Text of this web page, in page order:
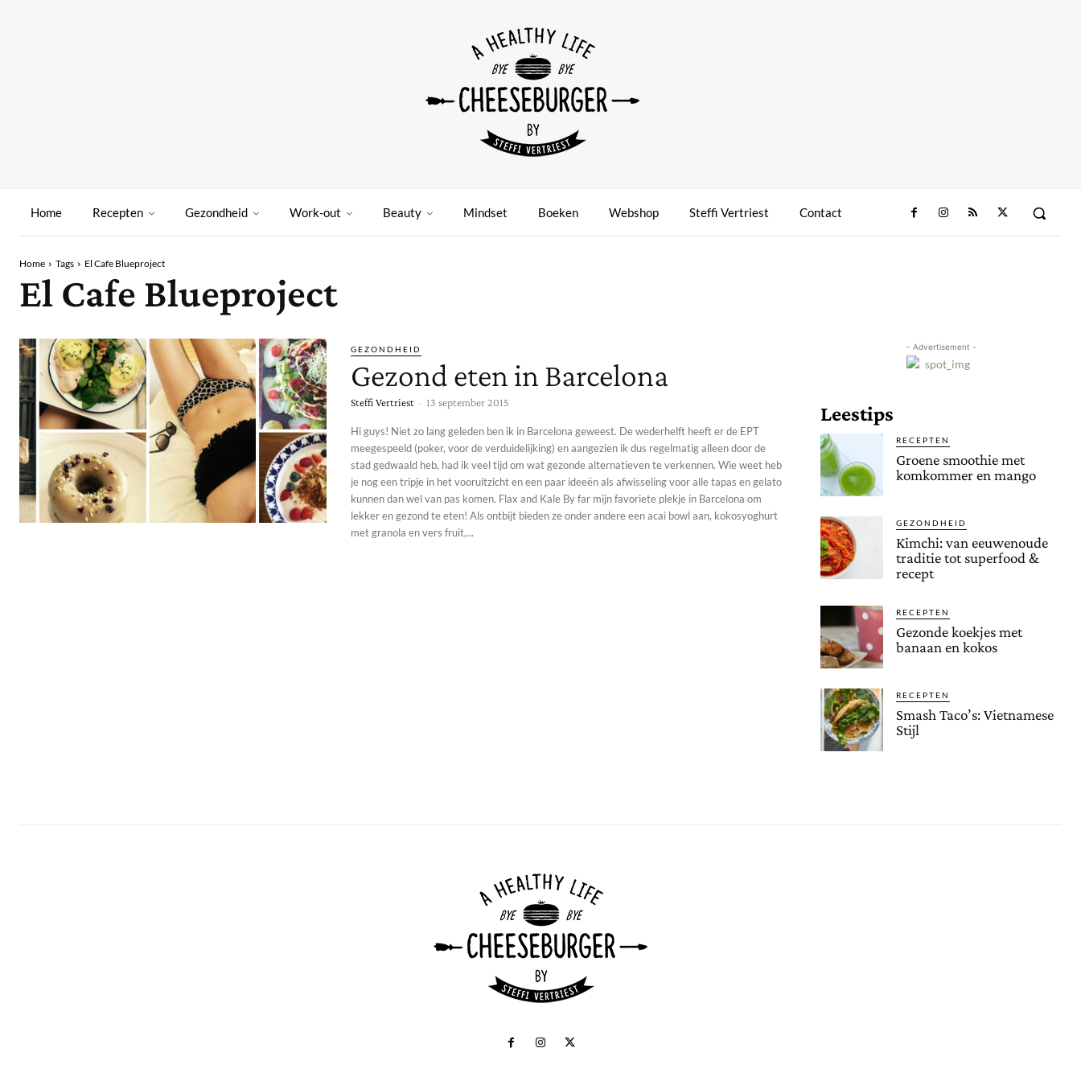
Home Recepten Gezondheid Work-out Beauty Mindset Boeken Webshop Steffi Vertriest Contact
Home Tags El Cafe Blueproject
El Cafe Blueproject
GEZONDHEID
Gezond eten in Barcelona
Steffi Vertriest - 13 september 2015
Hi guys! Niet zo lang geleden ben ik in Barcelona geweest. De wederhelft heeft er de EPT
meegespeeld (poker, voor de verduidelijking) en aangezien ik dus regelmatig alleen door de
stad gedwaald heb, had ik veel tijd om wat gezonde alternatieven te verkennen. Wie weet heb
je nog een tripje in het vooruitzicht en een paar ideeën als afwisseling voor alle tapas en gelato
kunnen dan wel van pas komen. Flax and Kale By far mijn favoriete plekje in Barcelona om
lekker en gezond te eten! Als ontbijt bieden ze onder andere een acai bowl aan, kokosyoghurt
met granola en vers fruit,...
- Advertisement -
Leestips
RECEPTEN
Groene smoothie met
komkommer en mango
GEZONDHEID
Kimchi: van eeuwenoude
traditie tot superfood &
recept
RECEPTEN
Gezonde koekjes met
banaan en kokos
RECEPTEN
Smash Taco’s: Vietnamese
Stijl